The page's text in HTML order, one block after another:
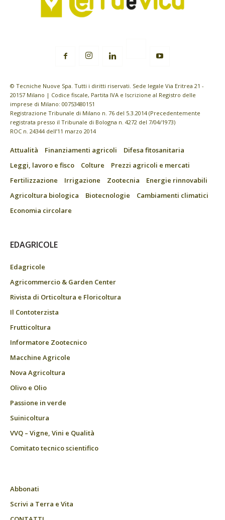
© Tecniche Nuove Spa. Tutti i diritti riservati. Sede legale Via Eritrea 21 -
20157 Milano | Codice fiscale, Partita IVA e Iscrizione al Registro delle
imprese di Milano: 00753480151
Registrazione Tribunale di Milano n. 76 del 5.3.2014 (Precedentemente
registrata presso il Tribunale di Bologna n. 4272 del 7/04/1973)
ROC n. 24344 dell’11 marzo 2014
Attualità Finanziamenti agricoli
Difesa fitosanitaria
Leggi, lavoro e fisco
Colture
Prezzi agricoli e mercati
Fertilizzazione
Irrigazione Zootecnia
Energie rinnovabili
Agricoltura biologica
Biotecnologie
Cambiamenti climatici
Economia circolare
EDAGRICOLE
Edagricole
Agricommercio & Garden Center
Rivista di Orticoltura e Floricoltura
Il Contoterzista
Frutticoltura
Informatore Zootecnico
Macchine Agricole
Nova Agricoltura
Olivo e Olio
Passione in verde
Suinicoltura
VVQ – Vigne, Vini e Qualità
Comitato tecnico scientifico
Abbonati
Scrivi a Terra e Vita